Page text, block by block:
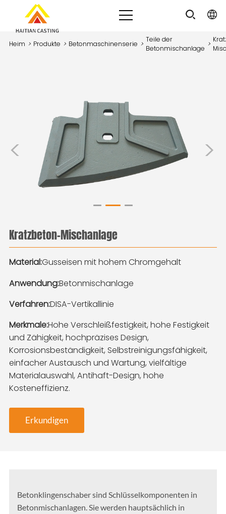
Heim > Produkte > Betonmaschinenserie >
Teile der
Betonmischanlage
>
>
<
Kratzbeton-Mischanlage
Material:Gusseisen mit hohem Chromgehalt
Anwendung:Betonmischanlage
Verfahren:DISA-Vertikallinie
Merkmale:Hohe Verschleißfestigkeit, hohe Festigkeit
und Zähigkeit, hochpräzises Design,
Korrosionsbeständigkeit, Selbstreinigungsfähigkeit,
einfacher Austausch und Wartung, vielfältige
Materialauswahl, Antihaft-Design, hohe
Kosteneffizienz.
Erkundigen
Betonklingenschaber sind Schlüsselkomponenten in
Betonmischanlagen. Sie werden hauptsächlich in